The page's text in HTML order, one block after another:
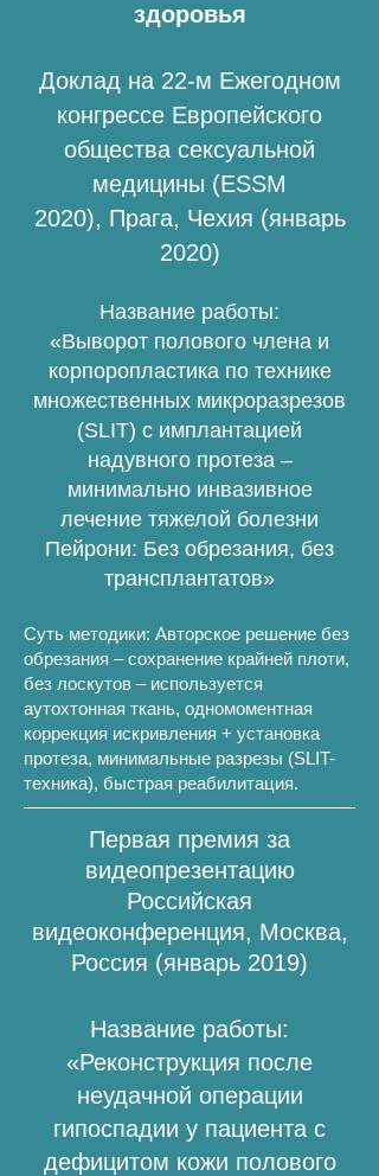
здоровья
Доклад на 22-м Ежегодном
конгрессе Европейского
общества сексуальной
медицины (ESSM
2020), Прага, Чехия (январь
2020)
Название работы:
«Выворот полового члена и
корпоропластика по технике
множественных микроразрезов
(SLIT) с имплантацией
надувного протеза –
минимально инвазивное
лечение тяжелой болезни
Пейрони: Без обрезания, без
трансплантатов»
Суть методики: Авторское решение без
обрезания – сохранение крайней плоти,
без лоскутов – используется
аутохтонная ткань, одномоментная
коррекция искривления + установка
протеза, минимальные разрезы (SLIT-
техника), быстрая реабилитация.
Первая премия за
видеопрезентацию
Российская
видеоконференция, Москва,
Россия (январь 2019)
Название работы:
«Реконструкция после
неудачной операции
гипоспадии у пациента с
дефицитом кожи полового